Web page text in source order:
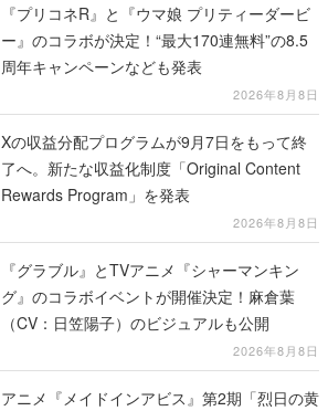
『プリコネR』と『ウマ娘 プリティーダービ
ー』のコラボが決定！“最大170連無料”の8.5
周年キャンペーンなども発表
2026年8月8日
Xの収益分配プログラムが9月7日をもって終
了へ。新たな収益化制度「Original Content
Rewards Program」を発表
2026年8月8日
『グラブル』とTVアニメ『シャーマンキン
グ』のコラボイベントが開催決定！麻倉葉
（CV：日笠陽子）のビジュアルも公開
2026年8月8日
アニメ『メイドインアビス』第2期「烈日の黄